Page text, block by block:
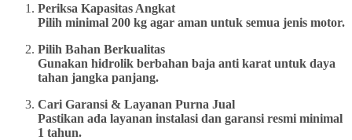
Periksa Kapasitas Angkat
Pilih minimal 200 kg agar aman untuk semua jenis motor.
Pilih Bahan Berkualitas
Gunakan hidrolik berbahan baja anti karat untuk daya
tahan jangka panjang.
Cari Garansi & Layanan Purna Jual
Pastikan ada layanan instalasi dan garansi resmi minimal
1 tahun.